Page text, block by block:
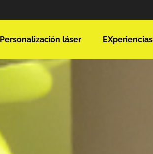
Personalización láser EXperiencias